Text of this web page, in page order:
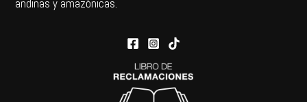
andinas y amazónicas.